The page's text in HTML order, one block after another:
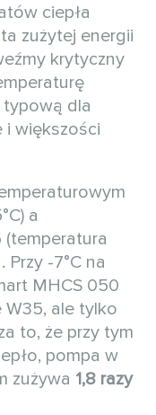
ciepła
zużytej energii
krytyczny
typową dla
i większości
a
Przy -7°C na
MHCS 050
W35, ale tylko
to, że przy tym
pompa w
zużywa 1,8 razy